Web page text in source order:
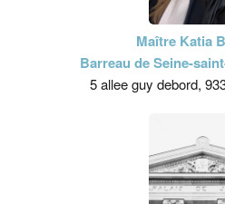
Maître Katia
Barreau de Seine-
5 allee guy debord,